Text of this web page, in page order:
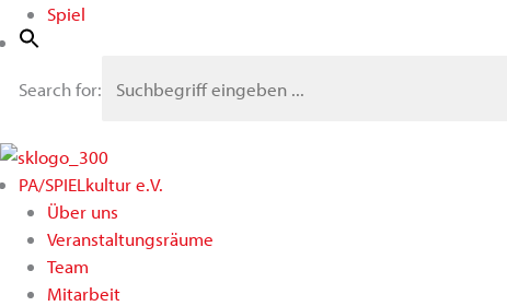
Spiel
Search for:
PA/SPIELkultur e.V.
Über uns
Veranstaltungsräume
Team
Mitarbeit